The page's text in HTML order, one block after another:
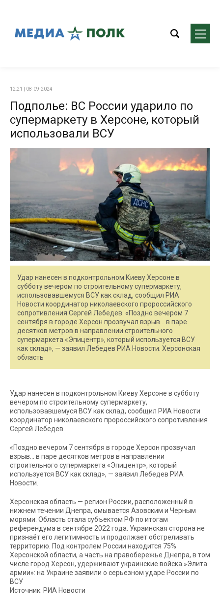
12:21 | 08-09-2024
Подполье: ВС России ударило по
супермаркету в Херсоне, который
использовали ВСУ
Удар нанесен в подконтрольном Киеву Херсоне в
субботу вечером по строительному супермаркету,
использовавшемуся ВСУ как склад, сообщил РИА
Новости координатор николаевского пророссийского
сопротивления Сергей Лебедев. «Поздно вечером 7
сентября в городе Херсон прозвучал взрыв… в паре
десятков метров в направлении строительного
супермаркета «Эпицентр», который используется ВСУ
как склад», — заявил Лебедев РИА Новости. Херсонская
область
Удар нанесен в подконтрольном Киеву Херсоне в субботу
вечером по строительному супермаркету,
использовавшемуся ВСУ как склад, сообщил РИА Новости
координатор николаевского пророссийского сопротивления
Сергей Лебедев.
«Поздно вечером 7 сентября в городе Херсон прозвучал
взрыв… в паре десятков метров в направлении
строительного супермаркета «Эпицентр», который
используется ВСУ как склад», — заявил Лебедев РИА
Новости.
Херсонская область — регион России, расположенный в
нижнем течении Днепра, омывается Азовским и Черным
морями. Область стала субъектом РФ по итогам
референдума в сентябре 2022 года. Украинская сторона не
признаёт его легитимность и продолжает обстреливать
территорию. Под контролем России находится 75%
Херсонской области, а часть на правобережье Днепра, в том
числе город Херсон, удерживают украинские войска.»Элита
армии»: на Украине заявили о серьезном ударе России по
ВСУ
Источник: РИА Новости